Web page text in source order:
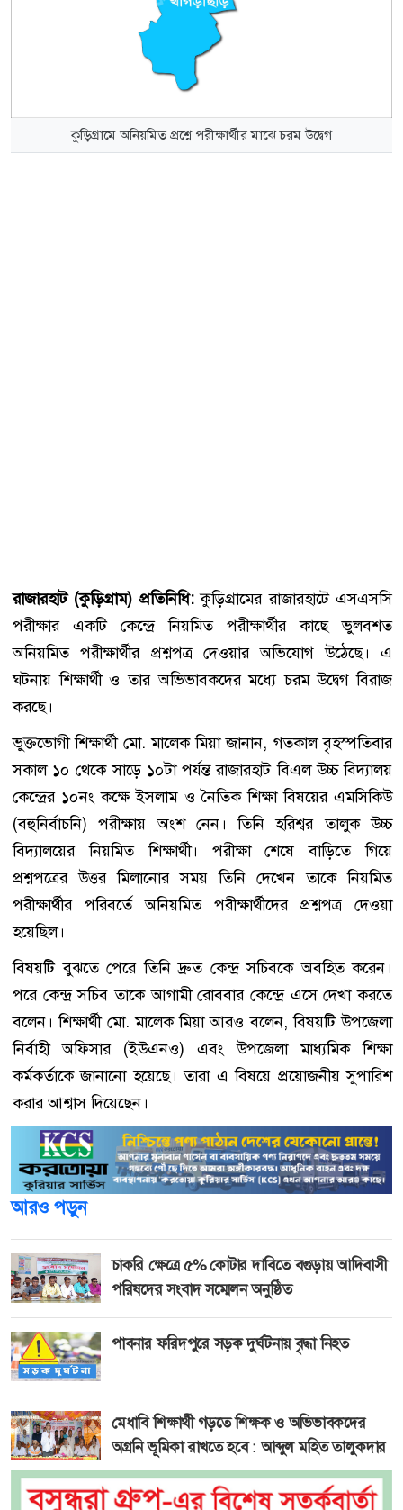
কুড়িগ্রামে অনিয়মিত প্রশ্নে পরীক্ষার্থীর মাঝে চরম উদ্বেগ
রাজারহাট (কুড়িগ্রাম) প্রতিনিধি:কুড়িগ্রামের রাজারহাটে এসএসসি
পরীক্ষার একটি কেন্দ্রে নিয়মিত পরীক্ষার্থীর কাছে ভুলবশত
অনিয়মিত পরীক্ষার্থীর প্রশ্নপত্র দেওয়ার অভিযোগ উঠেছে। এ
ঘটনায় শিক্ষার্থী ও তার অভিভাবকদের মধ্যে চরম উদ্বেগ বিরাজ
করছে।
ভুক্তভোগী শিক্ষার্থী মো. মালেক মিয়া জানান, গতকাল বৃহস্পতিবার
সকাল ১০ থেকে সাড়ে ১০টা পর্যন্ত রাজারহাট বিএল উচ্চ বিদ্যালয়
কেন্দ্রের ১০নং কক্ষে ইসলাম ও নৈতিক শিক্ষা বিষয়ের এমসিকিউ
(বহুনির্বাচনি) পরীক্ষায় অংশ নেন। তিনি হরিশ্বর তালুক উচ্চ
বিদ্যালয়ের নিয়মিত শিক্ষার্থী। পরীক্ষা শেষে বাড়িতে গিয়ে
প্রশ্নপত্রের উত্তর মিলানোর সময় তিনি দেখেন তাকে নিয়মিত
পরীক্ষার্থীর পরিবর্তে অনিয়মিত পরীক্ষার্থীদের প্রশ্নপত্র দেওয়া
হয়েছিল।
বিষয়টি বুঝতে পেরে তিনি দ্রুত কেন্দ্র সচিবকে অবহিত করেন।
পরে কেন্দ্র সচিব তাকে আগামী রোববার কেন্দ্রে এসে দেখা করতে
বলেন। শিক্ষার্থী মো. মালেক মিয়া আরও বলেন, বিষয়টি উপজেলা
নির্বাহী অফিসার (ইউএনও) এবং উপজেলা মাধ্যমিক শিক্ষা
কর্মকর্তাকে জানানো হয়েছে। তারা এ বিষয়ে প্রয়োজনীয় সুপারিশ
করার আশ্বাস দিয়েছেন।
আরও পড়ুন
চাকরি ক্ষেত্রে ৫% কোটার দাবিতে বগুড়ায় আদিবাসী
পরিষদের সংবাদ সম্মেলন অনুষ্ঠিত
পাবনার ফরিদপুরে সড়ক দুর্ঘটনায় বৃদ্ধা নিহত
মেধাবি শিক্ষার্থী গড়তে শিক্ষক ও অভিভাবকদের
অগ্রনি ভূমিকা রাখতে হবে : আব্দুল মহিত তালুকদার